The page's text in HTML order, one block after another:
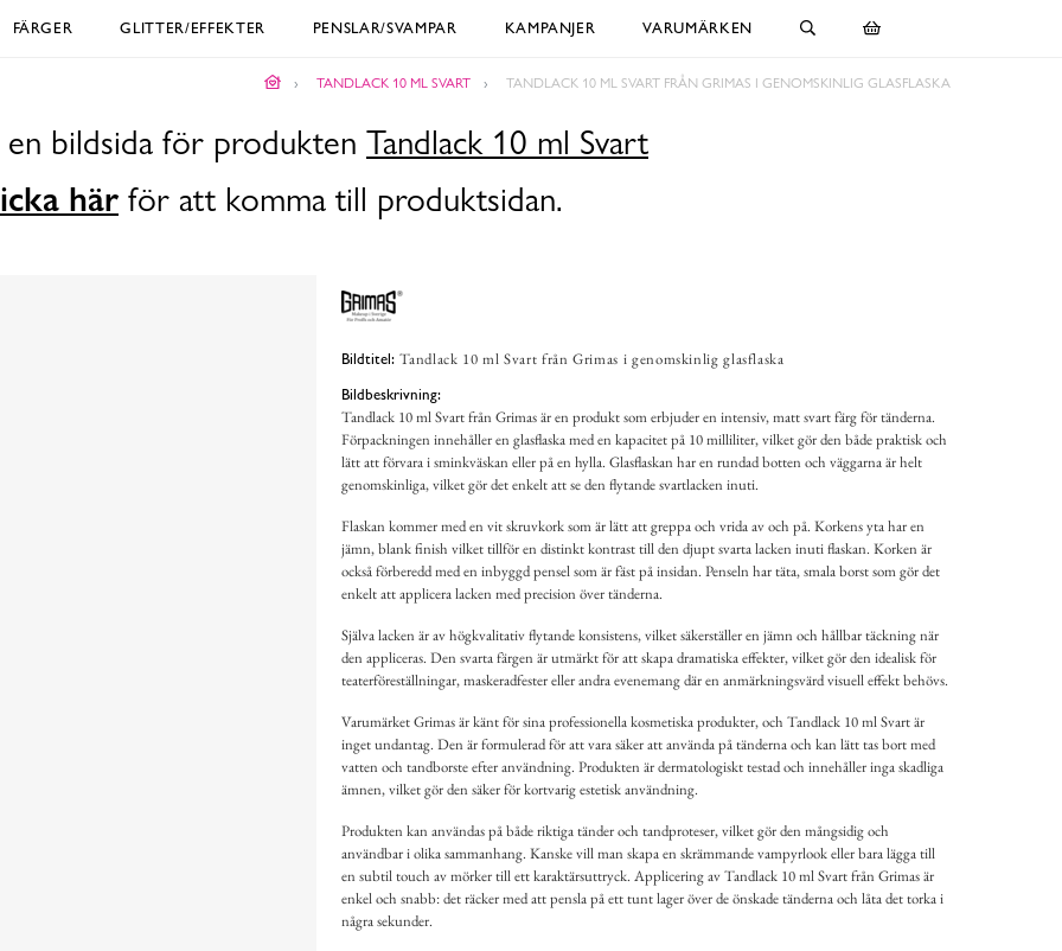
FÄRGER GLITTER/EFFEKTER PENSLAR/SVAMPAR KAMPANJER VARUMÄRKEN
TANDLACK 10 ML SVART TANDLACK 10 ML SVART FRÅN GRIMAS I GENOMSKINLIG GLASFLASKA
bildsida för produkten Tandlack 10 ml Svart
här för att komma till produktsidan.
Bildtitel: Tandlack 10 ml Svart från Grimas i genomskinlig glasflaska
Bildbeskrivning:
Tandlack 10 ml Svart från Grimas är en produkt som erbjuder en intensiv, matt svart färg för tänderna.
Förpackningen innehåller en glasflaska med en kapacitet på 10 milliliter, vilket gör den både praktisk och
lätt att förvara i sminkväskan eller på en hylla. Glasflaskan har en rundad botten och väggarna är helt
genomskinliga, vilket gör det enkelt att se den flytande svartlacken inuti.
Flaskan kommer med en vit skruvkork som är lätt att greppa och vrida av och på. Korkens yta har en
jämn, blank finish vilket tillför en distinkt kontrast till den djupt svarta lacken inuti flaskan. Korken är
också förberedd med en inbyggd pensel som är fäst på insidan. Penseln har täta, smala borst som gör det
enkelt att applicera lacken med precision över tänderna.
Själva lacken är av högkvalitativ flytande konsistens, vilket säkerställer en jämn och hållbar täckning när
den appliceras. Den svarta färgen är utmärkt för att skapa dramatiska effekter, vilket gör den idealisk för
teaterföreställningar, maskeradfester eller andra evenemang där en anmärkningsvärd visuell effekt behövs.
Varumärket Grimas är känt för sina professionella kosmetiska produkter, och Tandlack 10 ml Svart är
inget undantag. Den är formulerad för att vara säker att använda på tänderna och kan lätt tas bort med
vatten och tandborste efter användning. Produkten är dermatologiskt testad och innehåller inga skadliga
ämnen, vilket gör den säker för kortvarig estetisk användning.
Produkten kan användas på både riktiga tänder och tandproteser, vilket gör den mångsidig och
användbar i olika sammanhang. Kanske vill man skapa en skrämmande vampyrlook eller bara lägga till
en subtil touch av mörker till ett karaktärsuttryck. Applicering av Tandlack 10 ml Svart från Grimas är
enkel och snabb: det räcker med att pensla på ett tunt lager över de önskade tänderna och låta det torka i
några sekunder.